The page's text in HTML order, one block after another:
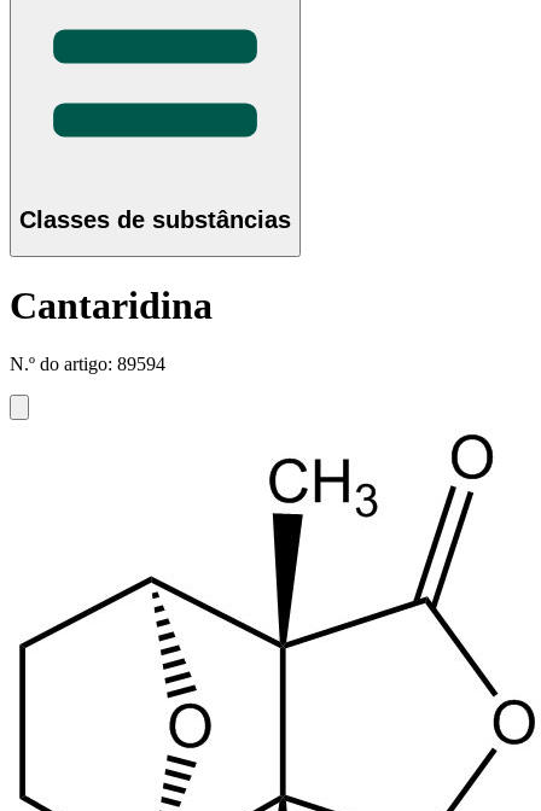
Classes de substâncias
Cantaridina
N.º do artigo: 89594